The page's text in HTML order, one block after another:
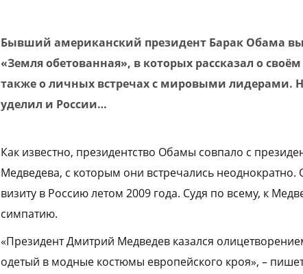
Бывший американский президент Барак Обама
«Земляобетованная», в которых рассказал о
также о личных встречах с мировыми лидерами.
уделил и России…
Как известно, президентство Обамы совпало с
Медведева, с которым они встречались
визиту в Россию летом 2009 года. Судя по всему, к
симпатию.
«Президент Дмитрий Медведев казался
одетый в модные костюмы европейского кроя», –